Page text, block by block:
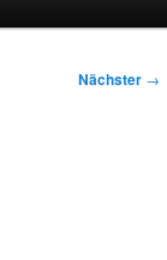
Nächster →